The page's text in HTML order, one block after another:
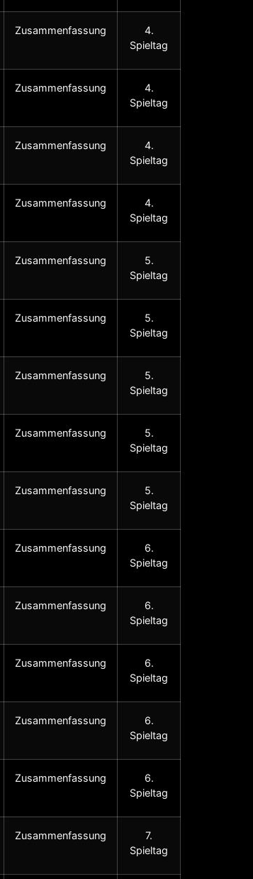
Zusammenfassung
4.
Spieltag
Zusammenfassung
4.
Spieltag
Zusammenfassung
4.
Spieltag
Zusammenfassung
4.
Spieltag
Zusammenfassung
5.
Spieltag
Zusammenfassung
5.
Spieltag
Zusammenfassung
5.
Spieltag
Zusammenfassung
5.
Spieltag
Zusammenfassung
5.
Spieltag
Zusammenfassung
6.
Spieltag
Zusammenfassung
6.
Spieltag
Zusammenfassung
6.
Spieltag
Zusammenfassung
6.
Spieltag
Zusammenfassung
6.
Spieltag
Zusammenfassung
7.
Spieltag